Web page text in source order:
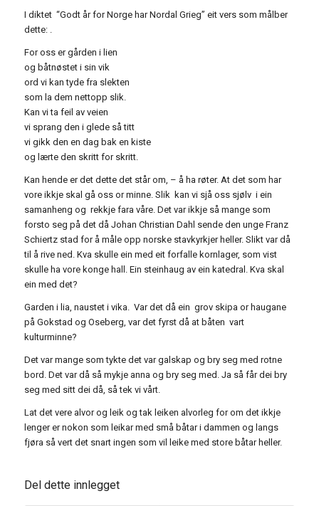
I diktet “Godt år for Norge har Nordal Grieg” eit vers som målber
dette: .
For oss er gården i lien
og båtnøstet i sin vik
ord vi kan tyde fra slekten
som la dem nettopp slik.
Kan vi ta feil av veien
vi sprang den i glede så titt
vi gikk den en dag bak en kiste
og lærte den skritt for skritt.
Kan hende er det dette det står om, – å ha røter. At det som har
vore ikkje skal gå oss or minne. Slik kan vi sjå oss sjølv i ein
samanheng og rekkje fara våre. Det var ikkje så mange som
forsto seg på det då Johan Christian Dahl sende den unge Franz
Schiertz stad for å måle opp norske stavkyrkjer heller. Slikt var då
til å rive ned. Kva skulle ein med eit forfalle kornlager, som vist
skulle ha vore konge hall. Ein steinhaug av ein katedral. Kva skal
ein med det?
Garden i lia, naustet i vika. Var det då ein grov skipa or haugane
på Gokstad og Oseberg, var det fyrst då at båten vart
kulturminne?
Det var mange som tykte det var galskap og bry seg med rotne
bord. Det var då så mykje anna og bry seg med. Ja så får dei bry
seg med sitt dei då, så tek vi vårt.
Lat det vere alvor og leik og tak leiken alvorleg for om det ikkje
lenger er nokon som leikar med små båtar i dammen og langs
fjøra så vert det snart ingen som vil leike med store båtar heller.
Del dette innlegget